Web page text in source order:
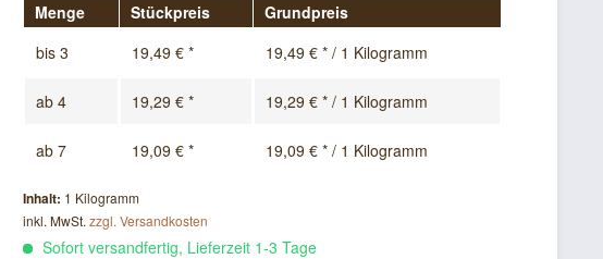
Menge Stückpreis
Grundpreis
bis3 19,49 € * 19,49 € * / 1 Kilogramm
ab4 19,29 € * 19,29 € * / 1 Kilogramm
ab7 19,09 € * 19,09 € * / 1 Kilogramm
Inhalt: 1 Kilogramm
inkl. MwSt.zzgl. Versandkosten
Sofort versandfertig, Lieferzeit 1-3 Tage